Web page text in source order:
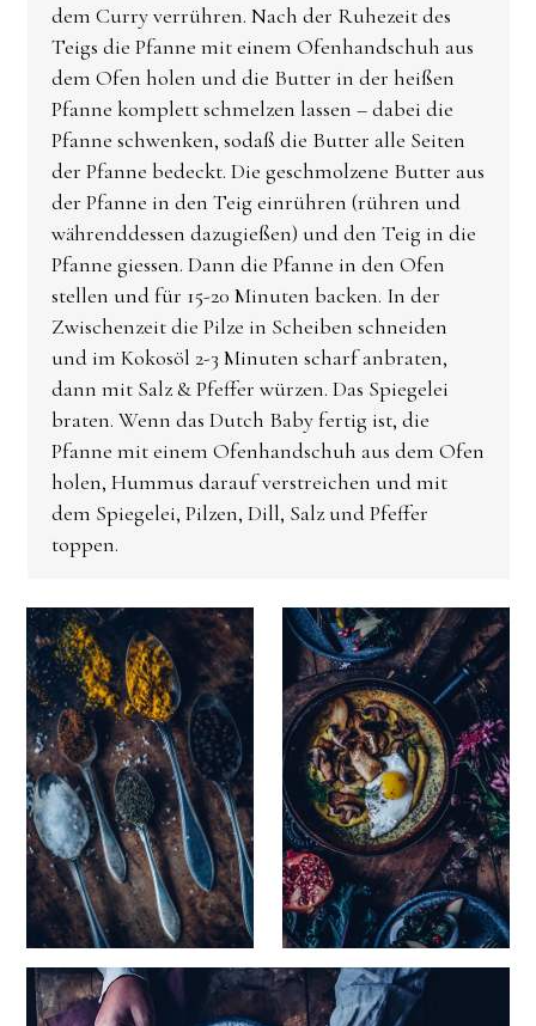
dem Curry verrühren. Nach der Ruhezeit des
Teigs die Pfanne mit einem Ofenhandschuh aus
dem Ofen holen und die Butter in der heißen
Pfanne komplett schmelzen lassen – dabei die
Pfanne schwenken, sodaß die Butter alle Seiten
der Pfanne bedeckt. Die geschmolzene Butter aus
der Pfanne in den Teig einrühren (rühren und
währenddessen dazugießen) und den Teig in die
Pfanne giessen. Dann die Pfanne in den Ofen
stellen und für 15-20 Minuten backen. In der
Zwischenzeit die Pilze in Scheiben schneiden
und im Kokosöl 2-3 Minuten scharf anbraten,
dann mit Salz & Pfeffer würzen. Das Spiegelei
braten. Wenn das Dutch Baby fertig ist, die
Pfanne mit einem Ofenhandschuh aus dem Ofen
holen, Hummus darauf verstreichen und mit
dem Spiegelei, Pilzen, Dill, Salz und Pfeffer
toppen.